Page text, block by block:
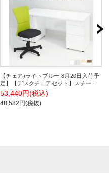
【チェア)ライトブルー:8月20日入荷予
定】【デスクチェアセット】スチール
デスク 両袖机 幅1600×奥行700×高さ
700mm オフィスデスク+メッシュチェ
ア チャットチェア
53,440円(税込)
48,582円(税抜)